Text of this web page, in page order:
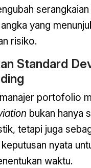
yang
risiko.
Standard
portofolio
bukan hanya
tetapi juga
nyata
waktu.